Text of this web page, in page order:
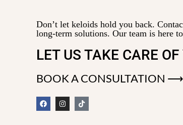
สามารถทำให้เกิดคีลอยด์ได้ รอยแผลเป็นจากสิว รอย
ไหม้ การเจาะหู และแม้กระทั่งรอยขีดข่วน จะเพิ่ม
วิธีขึ้นอยู่กับสภาพผิวของคุณ ปรึกษา DR ซาลินดา
เรา เพื่อกำจัดคีลอยด์และฟื้นบำรุงผิวที่ไร้รอยแผลเป็นก
Don’t let keloids hold you back.
long-term solutions. Our team is here
LET US TAKE CARE OF
BOOK A CONSULTATION ⟶